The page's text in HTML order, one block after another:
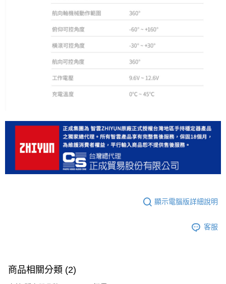
顯示電腦版詳細說明
客服
商品相關分類 (2)